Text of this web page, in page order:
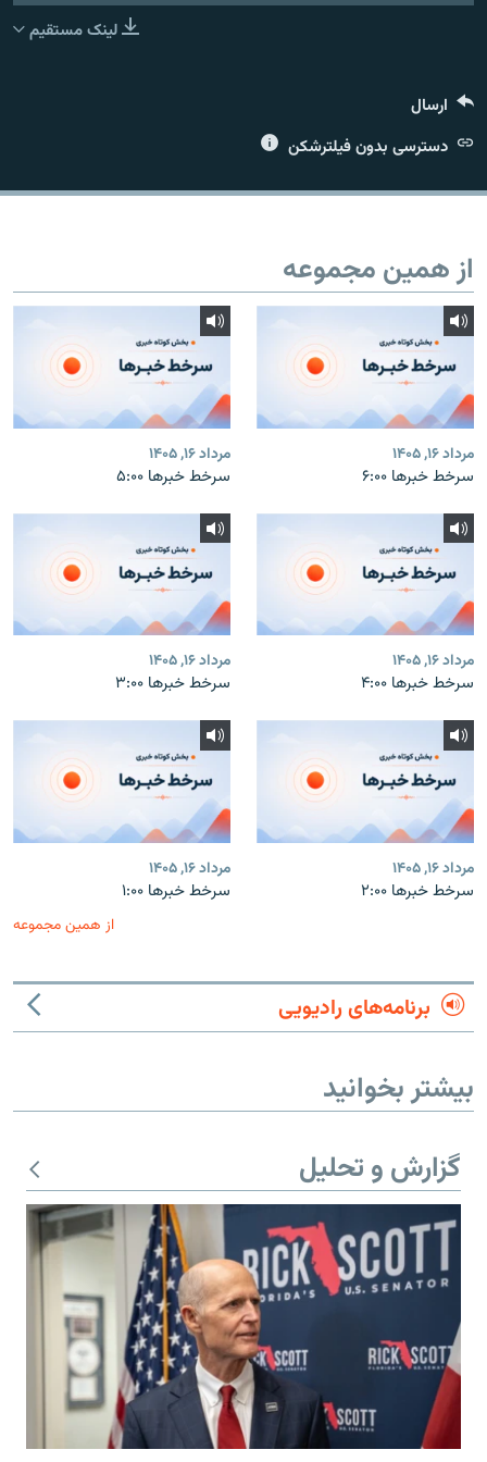
لینک مستقیم
ارسال
دسترسی بدون فیلترشکن
از همین مجموعه
مرداد ۱۶, ۱۴۰۵
سرخط خبرها ۶:۰۰
مرداد ۱۶, ۱۴۰۵
سرخط خبرها ۵:۰۰
مرداد ۱۶, ۱۴۰۵
سرخط خبرها ۴:۰۰
مرداد ۱۶, ۱۴۰۵
سرخط خبرها ۳:۰۰
مرداد ۱۶, ۱۴۰۵
سرخط خبرها ۲:۰۰
مرداد ۱۶, ۱۴۰۵
سرخط خبرها ۱:۰۰
از همین مجموعه
برنامه‌های رادیویی
بیشتر بخوانید
گزارش و تحلیل